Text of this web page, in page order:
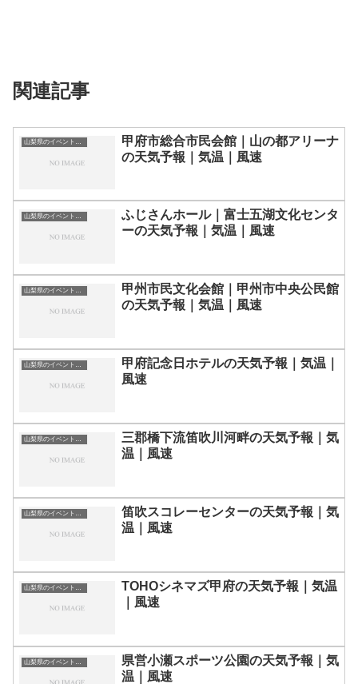
関連記事
山梨県のイベント会場一覧
甲府市総合市民会館｜山の都アリーナ
の天気予報｜気温｜風速
山梨県のイベント会場一覧
ふじさんホール｜富士五湖文化センタ
ーの天気予報｜気温｜風速
山梨県のイベント会場一覧
甲州市民文化会館｜甲州市中央公民館
の天気予報｜気温｜風速
山梨県のイベント会場一覧
甲府記念日ホテルの天気予報｜気温｜
風速
山梨県のイベント会場一覧
三郡橋下流笛吹川河畔の天気予報｜気
温｜風速
山梨県のイベント会場一覧
笛吹スコレーセンターの天気予報｜気
温｜風速
山梨県のイベント会場一覧
TOHOシネマズ甲府の天気予報｜気温
｜風速
県営小瀬スポーツ公園の天気予報｜気
温｜風速